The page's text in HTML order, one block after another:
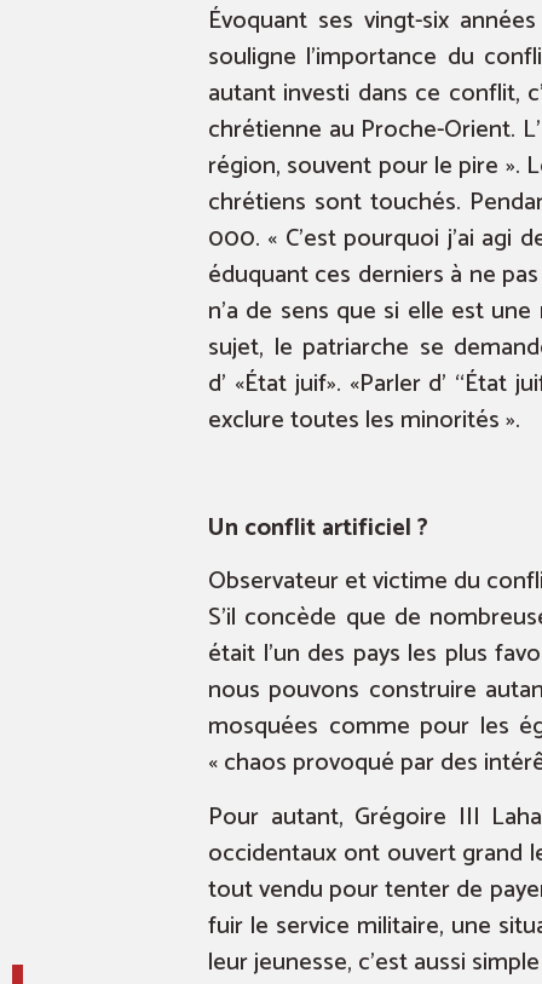
Évoquant ses vingt-six
souligne l’importance du
autant investi dans ce conflit,
chrétienne au Proche-Orient.
région, souvent pour le pire ».
chrétiens sont touchés.
000. « C’est pourquoi j’ai
éduquant ces derniers à ne
n’a de sens que si elle est
sujet, le patriarche se
d’ «État juif». «Parler d’
exclure toutes les minorités ».
Un conflit artificiel ?
Observateur et victime du
S’il concède que de
était l’un des pays les plus
nous pouvons construire
mosquées comme pour les
« chaos provoqué par des
Pour autant, Grégoire III
occidentaux ont ouvert grand
tout vendu pour tenter de
fuir le service militaire, une
leur jeunesse, c’est aussi